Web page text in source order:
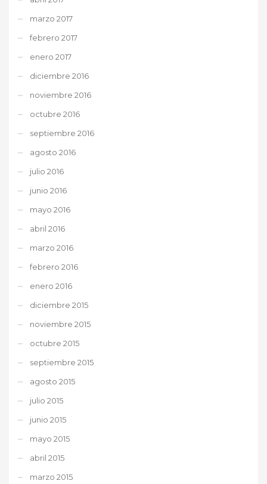
marzo 2017
febrero 2017
enero 2017
diciembre 2016
noviembre 2016
octubre 2016
septiembre 2016
agosto 2016
julio 2016
junio 2016
mayo 2016
abril 2016
marzo 2016
febrero 2016
enero 2016
diciembre 2015
noviembre 2015
octubre 2015
septiembre 2015
agosto 2015
julio 2015
junio 2015
mayo 2015
abril 2015
marzo 2015